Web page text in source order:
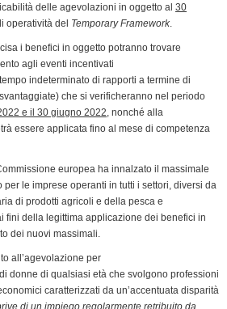
delle agevolazioni in oggetto al 30
operatività del Temporary Framework.
i benefici in oggetto potranno trovare
agli eventi incentivati
indeterminato di rapporti a termine di
che si verificheranno nel periodo
e il 30 giugno 2022, nonché alla
essere applicata fino al mese di competenza
europea ha innalzato il massimale
le imprese operanti in tutti i settori, diversi da
di prodotti agricoli e della pesca e
fini della legittima applicazione dei benefici in
dei nuovi massimali.
all’agevolazione per
donne di qualsiasi età che svolgono professioni
caratterizzati da un’accentuata disparità
di un impiego regolarmente retribuito da